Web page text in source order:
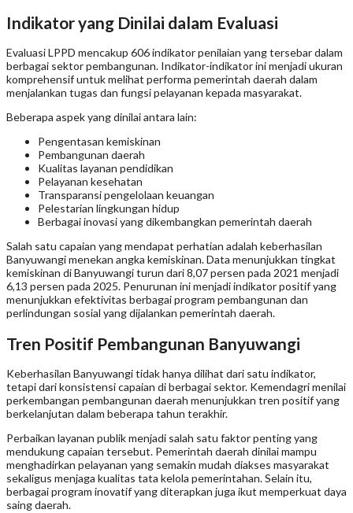
Indikator yang Dinilai dalam Evaluasi
Evaluasi LPPD mencakup 606 indikator penilaian yang tersebar dalam
berbagai sektor pembangunan. Indikator-indikator ini menjadi ukuran
komprehensif untuk melihat performa pemerintah daerah dalam
menjalankan tugas dan fungsi pelayanan kepada masyarakat.
Beberapa aspek yang dinilai antara lain:
Pengentasan kemiskinan
Pembangunan daerah
Kualitas layanan pendidikan
Pelayanan kesehatan
Transparansi pengelolaan keuangan
Pelestarian lingkungan hidup
Berbagai inovasi yang dikembangkan pemerintah daerah
Salah satu capaian yang mendapat perhatian adalah keberhasilan
Banyuwangi menekan angka kemiskinan. Data menunjukkan tingkat
kemiskinan di Banyuwangi turun dari 8,07 persen pada 2021 menjadi
6,13 persen pada 2025. Penurunan ini menjadi indikator positif yang
menunjukkan efektivitas berbagai program pembangunan dan
perlindungan sosial yang dijalankan pemerintah daerah.
Tren Positif Pembangunan Banyuwangi
Keberhasilan Banyuwangi tidak hanya dilihat dari satu indikator,
tetapi dari konsistensi capaian di berbagai sektor. Kemendagri menilai
perkembangan pembangunan daerah menunjukkan tren positif yang
berkelanjutan dalam beberapa tahun terakhir.
Perbaikan layanan publik menjadi salah satu faktor penting yang
mendukung capaian tersebut. Pemerintah daerah dinilai mampu
menghadirkan pelayanan yang semakin mudah diakses masyarakat
sekaligus menjaga kualitas tata kelola pemerintahan. Selain itu,
berbagai program inovatif yang diterapkan juga ikut memperkuat daya
saing daerah.